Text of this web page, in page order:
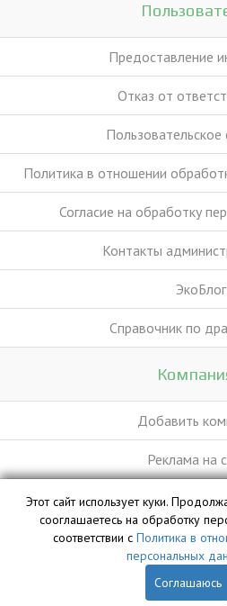
Предоставление
Отказ от
Пользовательское
Политика в отношении
Согласие на обработку
Контакты
ЭкоБлог
Справочник по
Добавить
Реклама на
База данных сайта vyvoz.org
собственностью ООО «Профит»
Этот сайт использует куки.
сооглашаетесь на обработку
соответствии с Политика в
персональных
Соглашаюсь